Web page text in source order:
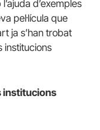
d’exemples
pel·lícula que
ja s’han trobat
institucions
institucions